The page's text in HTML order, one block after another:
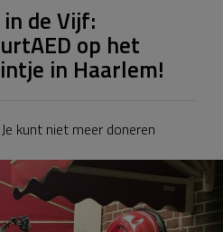
de Vijf:
op het
in Haarlem!
Je kunt niet meer doneren